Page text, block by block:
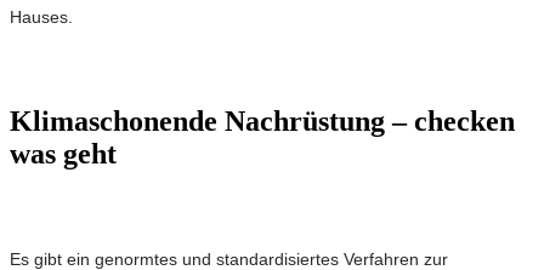
Hauses.
Klimaschonende Nachrüstung – checken
was geht
Es gibt ein genormtes und standardisiertes Verfahren zur